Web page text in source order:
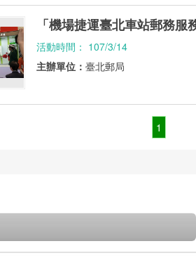
「機場捷運臺北車站郵務服
活動時間： 107/3/14
主辦單位： 臺北郵局
1